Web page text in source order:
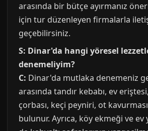
arasında bir bütçe ayırmanız
için tur düzenleyen firmalarla
geçebilirsiniz.
S: Dinar'da hangi yöresel
denemeliyim?
C: Dinar'da mutlaka denemeniz
arasında tandır kebabı, ev
çorbası, keçi peyniri, ot
bulunur. Ayrıca, köy ekmeği ve ev